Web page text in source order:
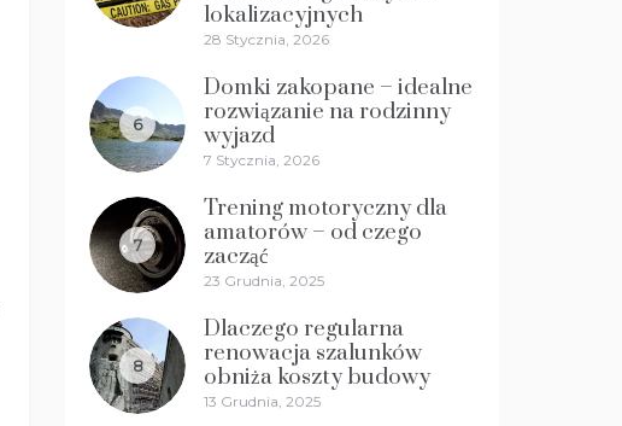
lokalizacyjnych
28 Stycznia, 2026
6
Domki zakopane – idealne
rozwiązanie na rodzinny
wyjazd
7 Stycznia, 2026
7
Trening motoryczny dla
amatorów – od czego
zacząć
23 Grudnia, 2025
8
Dlaczego regularna
renowacja szalunków
obniża koszty budowy
13 Grudnia, 2025